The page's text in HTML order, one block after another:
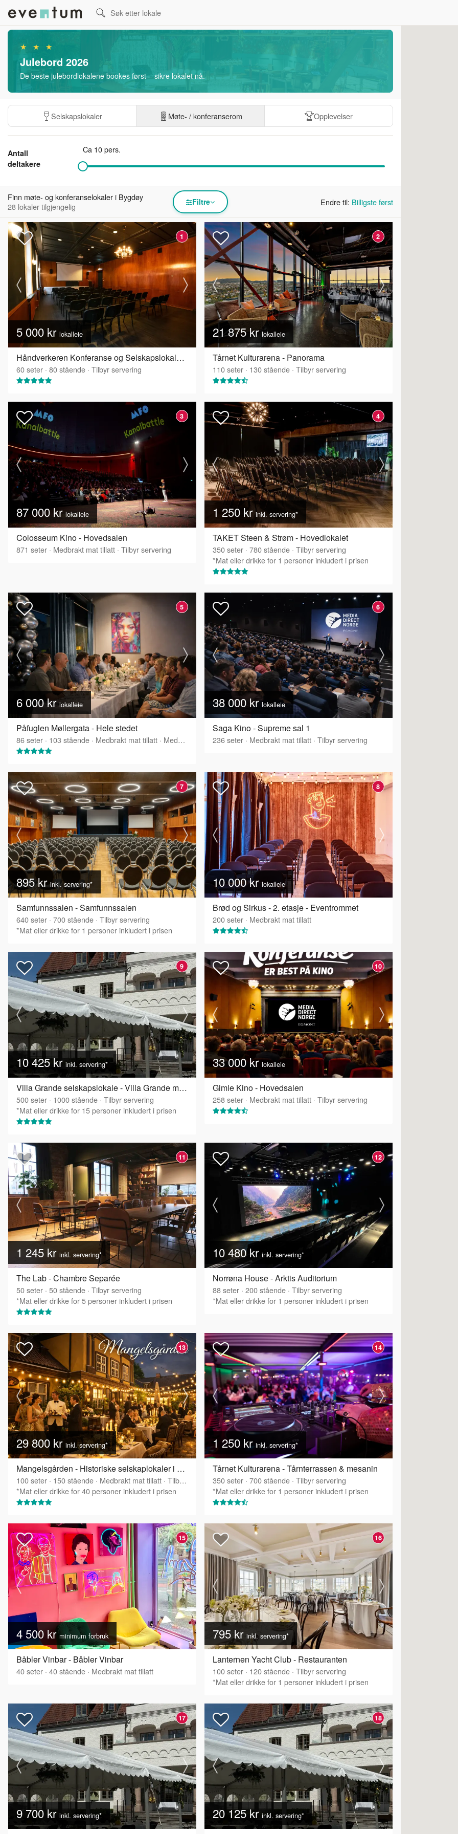
★ ★ ★
Julebord 2026
De beste julebordlokalene bookes først – sikre lokalet nå.
Selskapslokaler Møte- / konferanserom Opplevelser
Antall
deltakere
Ca 10 pers.
Finn møte- og konferanselokaler i Bygdøy
28 lokaler tilgjengelig
Filtre Endre til: Billigste først
1
5 000 kr lokalleie
Håndverkeren Konferanse og Selskapslokaler - Industrisalen
60seter · 80stående · Tilbyr servering
2
21 875 krlokalleie
Tårnet Kulturarena - Panorama
110seter · 130stående · Tilbyr servering
3
87 000 krlokalleie
Colosseum Kino - Hovedsalen
871 seter · Medbrakt mat tillatt · Tilbyr servering
4
1 250 krinkl. servering*
TAKET Steen & Strøm - Hovedlokalet
350seter · 780stående · Tilbyr servering
*Mat eller drikke for 1 personer inkludert i prisen
5
6 000 krlokalleie
Påfuglen Møllergata - Hele stedet
86seter · 103 stående · Medbrakt mat tillatt · Medbrakt drikke tillatt ·Tilbyr servering
6
38 000 krlokalleie
Saga Kino - Supreme sal 1
236seter · Medbrakt mat tillatt · Tilbyr servering
7
895 krinkl. servering*
Samfunnssalen - Samfunnssalen
640seter · 700stående · Tilbyr servering
*Mat eller drikke for 1 personer inkludert i prisen
8
10 000 kr lokalleie
Brød og Sirkus - 2. etasje - Eventrommet
200seter · Medbrakt mat tillatt
9
10 425 krinkl. servering*
Villa Grande selskapslokale - Villa Grande med Den Engelske Hagen
500seter · 1000stående · Tilbyr servering
*Mat eller drikke for 15 personer inkludert i prisen
10
33 000 krlokalleie
Gimle Kino - Hovedsalen
258seter · Medbrakt mat tillatt · Tilbyr servering
11
1 245 kr inkl. servering*
The Lab - Chambre Separée
50seter · 50stående · Tilbyr servering
*Mat eller drikke for 5 personer inkludert i prisen
12
10 480 kr inkl. servering*
Norrøna House - Arktis Auditorium
88seter · 200stående · Tilbyr servering
*Mat eller drikke for 1 personer inkludert i prisen
13
29 800 kr inkl. servering*
Mangelsgården - Historiske selskaplokaler i Oslo sentrum
100seter · 150stående · Medbrakt mat tillatt · Tilbyr servering
*Mat eller drikke for 40 personer inkludert i prisen
14
1 250 kr inkl. servering*
Tårnet Kulturarena - Tårnterrassen & mesanin
350seter · 700stående · Tilbyr servering
*Mat eller drikke for 1 personer inkludert i prisen
15
4 500 krminimum forbruk
Båbler Vinbar - Båbler Vinbar
40seter · 40stående · Medbrakt mat tillatt
16
795 kr inkl. servering*
Lanternen Yacht Club - Restauranten
100seter · 120stående · Tilbyr servering
*Mat eller drikke for 1 personer inkludert i prisen
17
9 700 krinkl. servering*
18
20 125 krinkl. servering*